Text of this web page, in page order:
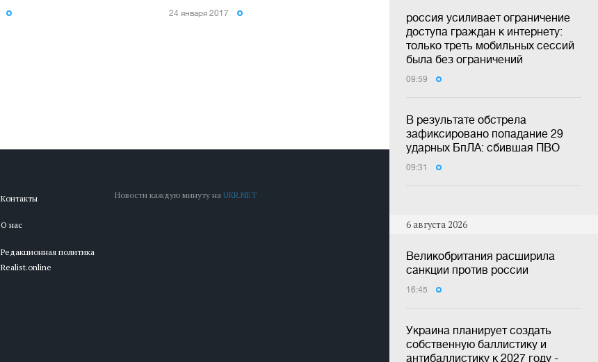
россия усиливает ограничение
доступа граждан к интернету:
только треть мобильных сессий
была без ограничений
09:59
В результате обстрела
зафиксировано попадание 29
ударных БпЛА: сбившая ПВО
09:31
6 августа 2026
Великобритания расширила
санкции против россии
16:45
Украина планирует создать
собственную баллистику и
антибаллистику к 2027 году -
24 января 2017
Контакты
О нас
Редакционная политика
Realist.online
Новости каждую минуту наUKR.NET